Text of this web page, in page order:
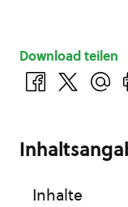
Download teilen
Inhalte